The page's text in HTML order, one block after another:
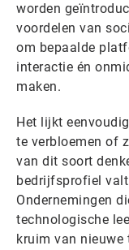
worden
voordelen van
om bepaalde
interactie én
maken.
Het lijkt
te verbloemen of
van dit soort
bedrijfsprofiel
Ondernemingen
technologische
kruim van nieuwe